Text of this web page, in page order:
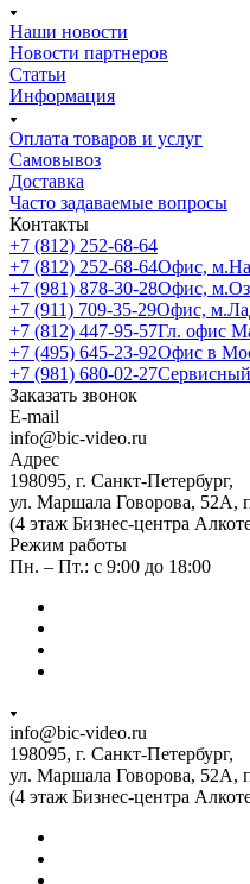
Наши новости
Новости партнеров
Статьи
Информация
Оплата товаров и услуг
Самовывоз
Доставка
Часто задаваемые вопросы
Контакты
+7 (812) 252-68-64
+7 (812) 252-68-64Офис,
+7 (981) 878-30-28Офис,
+7 (911) 709-35-29Офис,
+7 (812) 447-95-57Гл. офис
+7 (495) 645-23-92Офис в
+7 (981) 680-02-27
Заказать звонок
E-mail
info@bic-video.ru
Адрес
198095, г. Санкт-Петербург,
ул. Маршала Говорова, 52А,
(4 этаж Бизнес-центра
Режим работы
Пн. – Пт.: с 9:00 до 18:00
info@bic-video.ru
198095, г. Санкт-Петербург,
ул. Маршала Говорова, 52А,
(4 этаж Бизнес-центра